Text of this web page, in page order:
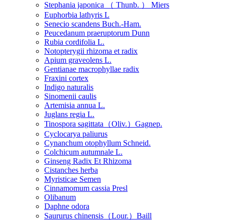
Stephania japonica （ Thunb. ） Miers
Euphorbia lathyris L
Senecio scandens Buch.-Ham.
Peucedanum praeruptorum Dunn
Rubia cordifolia L.
Notopterygii rhizoma et radix
Apium graveolens L.
Gentianae macrophyllae radix
Fraxini cortex
Indigo naturalis
Sinomenii caulis
Artemisia annua L.
Juglans regia L.
Tinospora sagittata（Oliv.）Gagnep.
Cyclocarya paliurus
Cynanchum otophyllum Schneid.
Colchicum autumnale L.
Ginseng Radix Et Rhizoma
Cistanches herba
Myristicae Semen
Cinnamomum cassia Presl
Olibanum
Daphne odora
Saururus chinensis（Lour.）Baill